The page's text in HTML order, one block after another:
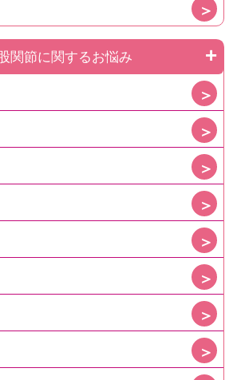
関節に関するお悩み